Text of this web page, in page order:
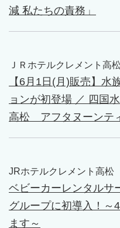
減 私たちの責務」
ＪＲホテルクレメント高
【6月1日(月)販売】水
ョンが初登場 ／ 四国
高松 アフタヌーンテ
JRホテルクレメント高松
ベビーカーレンタルサ
グループに初導入！～
ます～